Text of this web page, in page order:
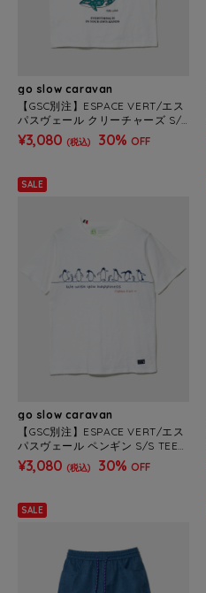
go slow caravan
【GSC別注】ESPACE VERT/エス
パスヴェール クリーチャーズ S/S
TEE (MENS)
¥3,080 (税込) 30% OFF
SALE
go slow caravan
【GSC別注】ESPACE VERT/エス
パスヴェール ペンギン S/S TEE
(MENS)
¥3,080 (税込) 30% OFF
SALE